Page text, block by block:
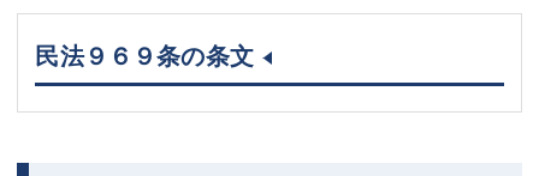
民法９６９条の条文